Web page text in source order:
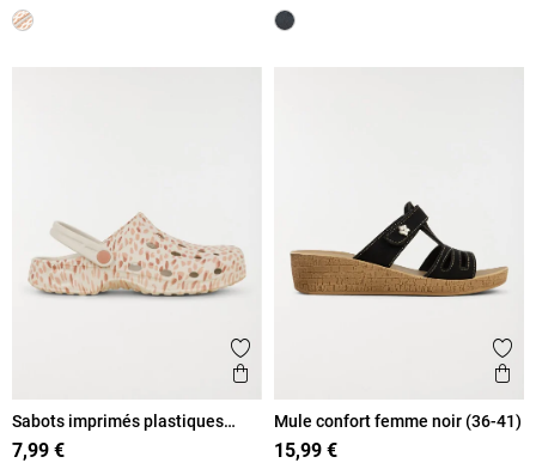
Ajouter aux favoris
Aperçu rapide
Sabots imprimés plastiques
femme (36-41)
7,99 €
Mule confort femme noir (36-41)
15,99 €